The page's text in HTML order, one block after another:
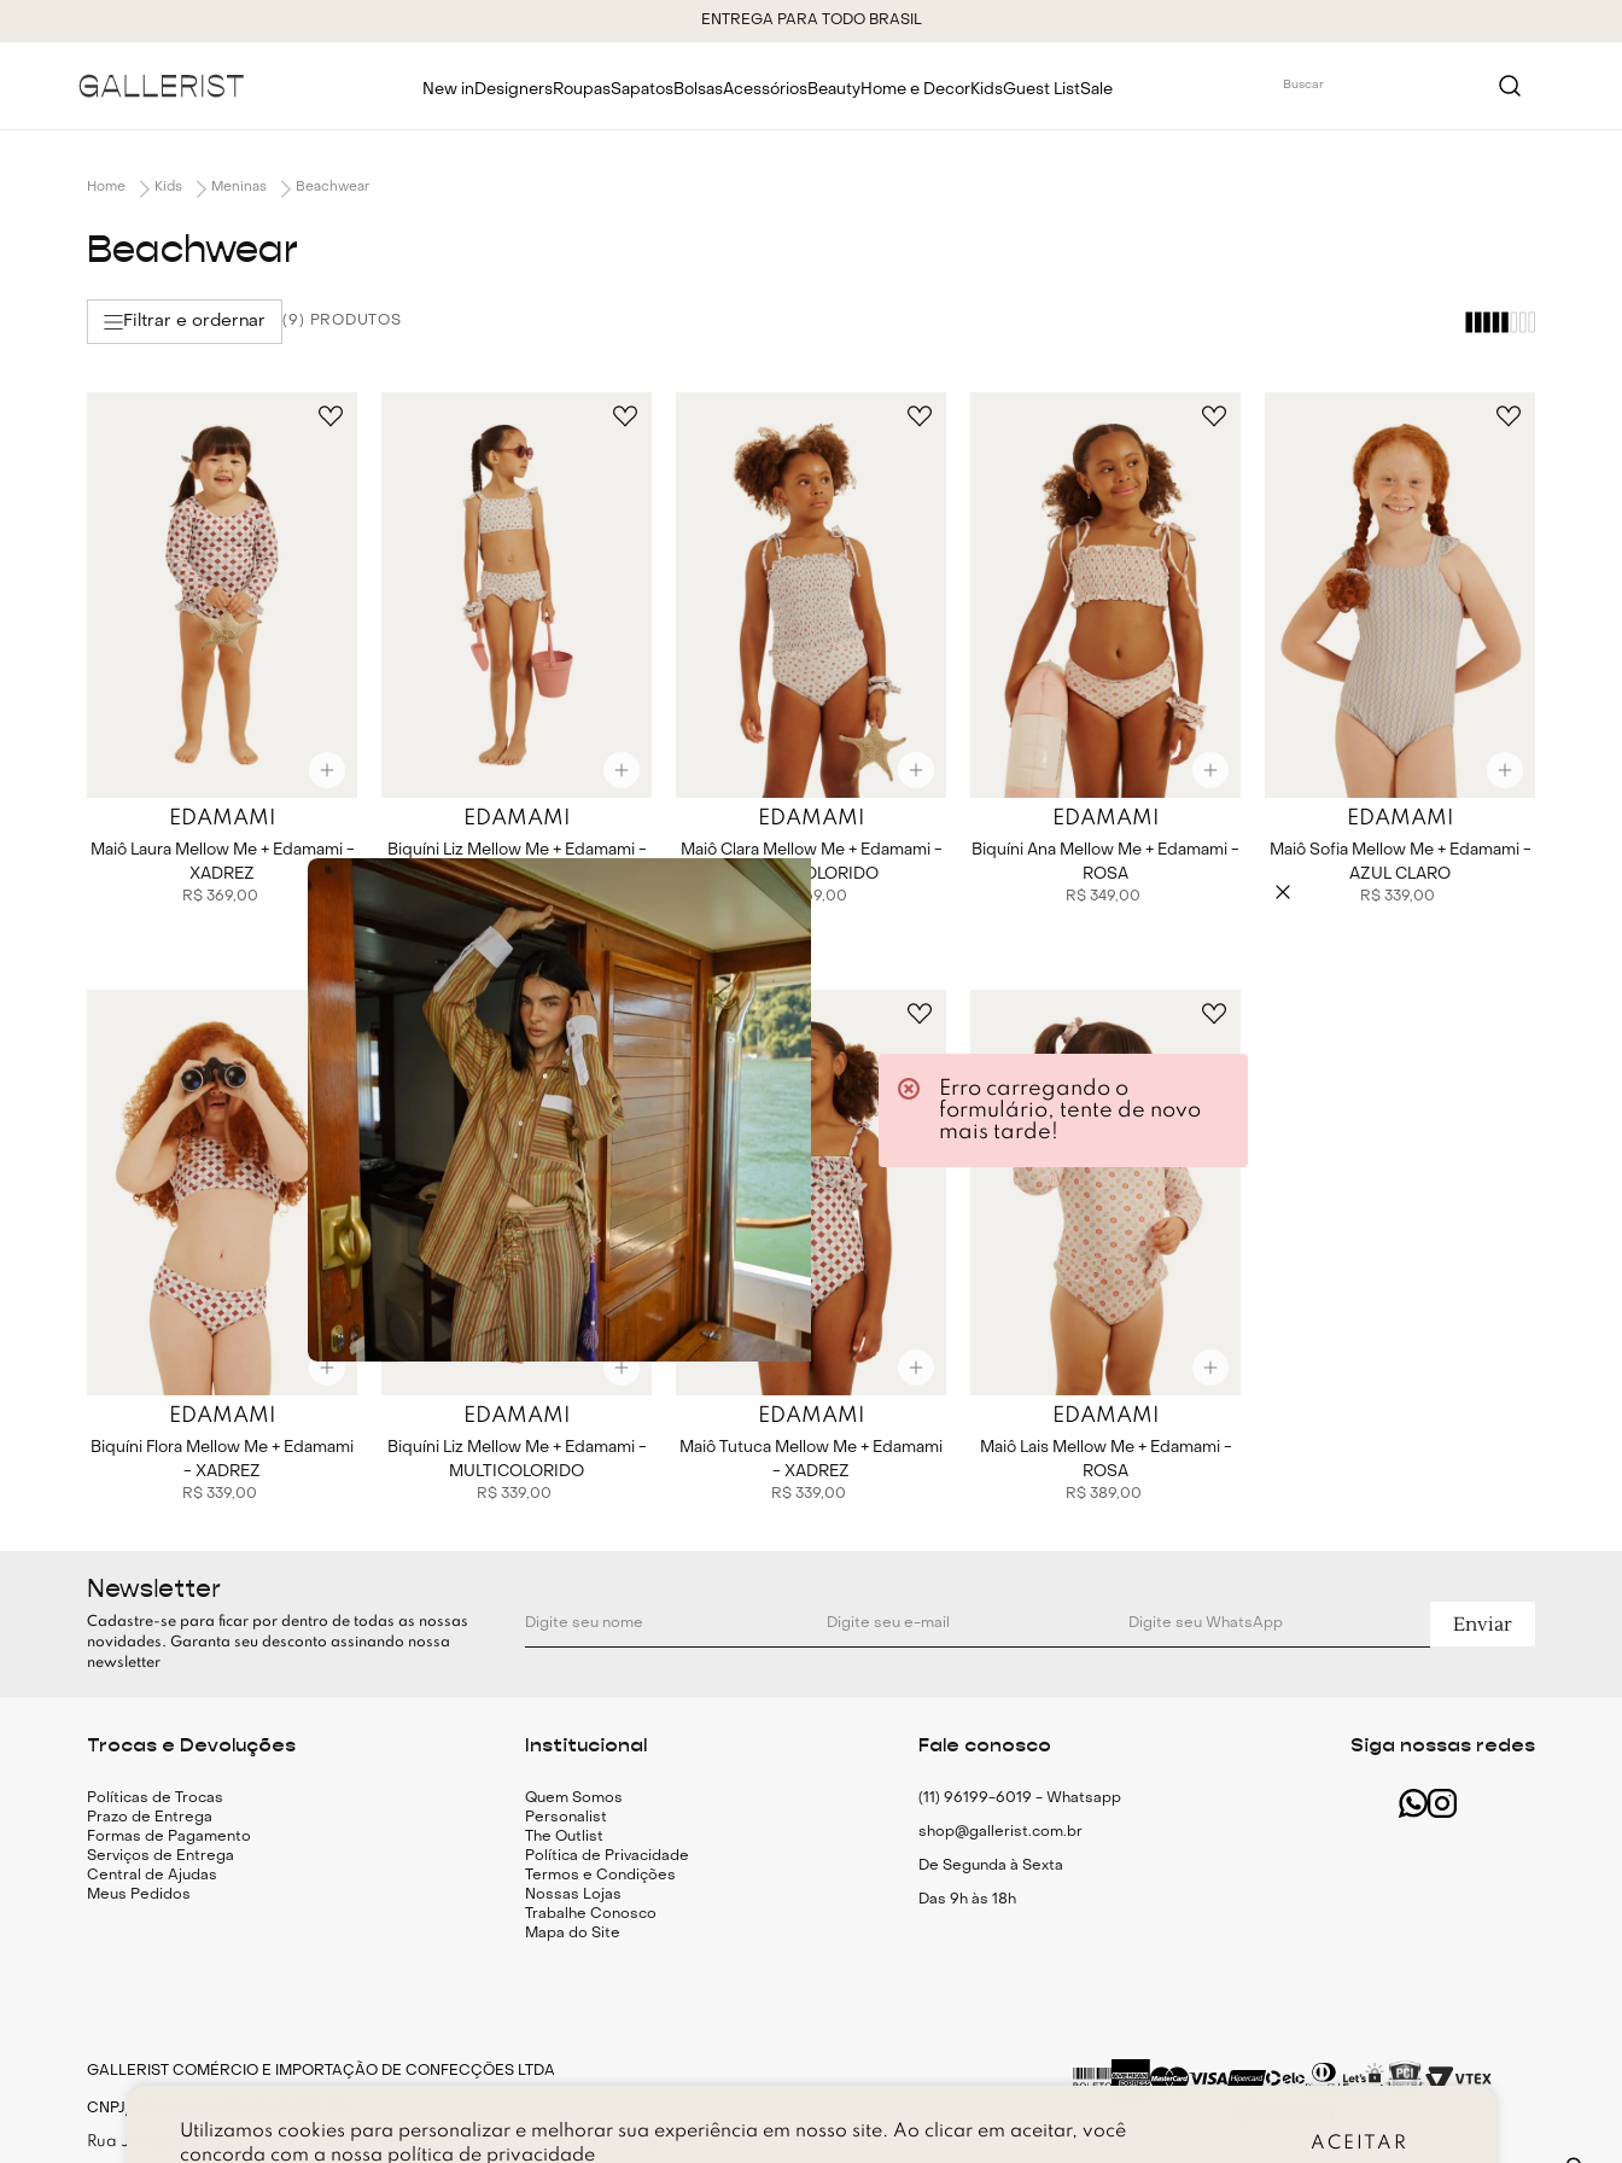
Utilizamos cookies para personalizar e melhorar sua experiência em nosso site. Ao clicar em aceitar, você
concorda com a nossa política de privacidade
ACEITAR
New in DesignersRoupasSapatosBolsasAcessóriosBeautyHome e DecorKidsGuest ListSale
Buscar
Kids Meninas Beachwear
Beachwear
Filtrar e ordernar 9
EDAMAMI
Maiô Laura Mellow Me + Edamami -
XADREZ
R$ 369,00
EDAMAMI
Biquíni Liz Mellow Me + Edamami -
MULTICOLORIDO
R$ 339,00
EDAMAMI
Maiô Clara Mellow Me + Edamami -
MULTICOLORIDO
R$ 369,00
EDAMAMI
Biquíni Ana Mellow Me + Edamami -
ROSA
R$ 349,00
EDAMAMI
Maiô Sofia Mellow Me + Edamami -
AZUL CLARO
R$ 339,00
EDAMAMI
Biquíni Flora Mellow Me + Edamami
- XADREZ
R$ 339,00
EDAMAMI
Biquíni Liz Mellow Me + Edamami -
MULTICOLORIDO
R$ 339,00
EDAMAMI
Maiô Tutuca Mellow Me + Edamami
- XADREZ
R$ 339,00
EDAMAMI
Maiô Lais Mellow Me + Edamami -
ROSA
R$ 389,00
Newsletter
Cadastre-se para ficar por dentro de todas as nossas
novidades. Garanta seu desconto assinando nossa
newsletter
Enviar
Trocas e Devoluções
Políticas de Trocas
Prazo de Entrega
Formas de Pagamento
Serviços de Entrega
Central de Ajudas
Meus Pedidos
Institucional
Quem Somos
Personalist
The Outlist
Política de Privacidade
Termos e Condições
Nossas Lojas
Trabalhe Conosco
Mapa do Site
Fale conosco
(11) 96199-6019 - Whatsapp
shop@gallerist.com.br
De Segunda à Sexta
Das 9h às 18h
Siga nossas redes
GALLERIST COMÉRCIO E IMPORTAÇÃO DE CONFECÇÕES LTDA
CNPJ/MF sob n. 14.056.174/0001-80
Rua Joaquim Antunes, n. 177, loja 183, Bairro Pinheiros, CEP 05.415-010 - São Paulo - SP
Erro carregando o
formulário, tente de novo
mais tarde!